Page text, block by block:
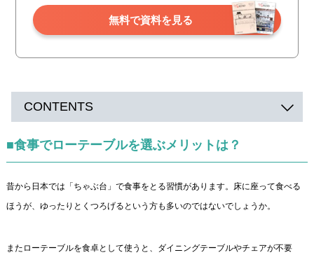
無料で資料を見る
CONTENTS
■食事でローテーブルを選ぶメリットは？
昔から日本では「ちゃぶ台」で食事をとる習慣があります。床に座って食べる
ほうが、ゆったりとくつろげるという方も多いのではないでしょうか。
またローテーブルを食卓として使うと、ダイニングテーブルやチェアが不要